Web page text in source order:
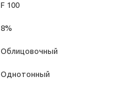
F 100
8%
Облицовочный
Однотонный